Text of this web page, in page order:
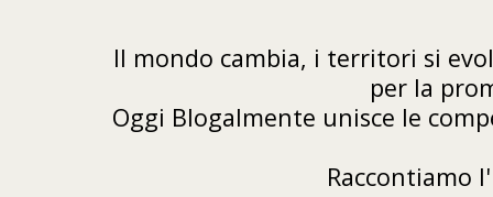
Il mondo cambia, i territori si
per la
Oggi Blogalmente unisce le
Raccontiamo